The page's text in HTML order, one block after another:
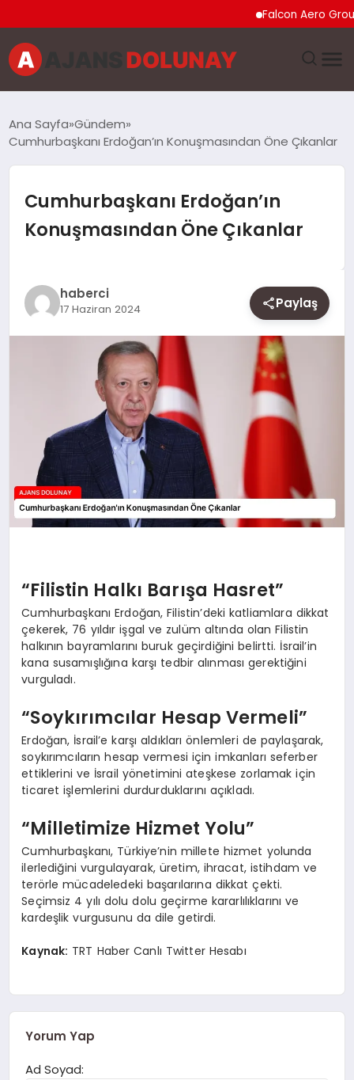
Falcon Aero Group,
EKONOMI
GENEL
MAGAZIN
SPOR
YAŞAM
Ana Sayfa Gündem
Cumhurbaşkanı Erdoğan’ın Konuşmasından Öne Çıkanlar
Cumhurbaşkanı Erdoğan’ın
Konuşmasından Öne Çıkanlar
haberci
17 Haziran 2024 Paylaş
“Filistin Halkı Barışa Hasret”
Cumhurbaşkanı Erdoğan, Filistin’deki katliamlara dikkat
çekerek, 76 yıldır işgal ve zulüm altında olan Filistin
halkının bayramlarını buruk geçirdiğini belirtti. İsrail’in
kana susamışlığına karşı tedbir alınması gerektiğini
vurguladı.
“Soykırımcılar Hesap Vermeli”
Erdoğan, İsrail’e karşı aldıkları önlemleri de paylaşarak,
soykırımcıların hesap vermesi için imkanları seferber
ettiklerini ve İsrail yönetimini ateşkese zorlamak için
ticaret işlemlerini durdurduklarını açıkladı.
“Milletimize Hizmet Yolu”
Cumhurbaşkanı, Türkiye’nin millete hizmet yolunda
ilerlediğini vurgulayarak, üretim, ihracat, istihdam ve
terörle mücadeledeki başarılarına dikkat çekti.
Seçimsiz 4 yılı dolu dolu geçirme kararlılıklarını ve
kardeşlik vurgusunu da dile getirdi.
Kaynak: TRT Haber Canlı Twitter Hesabı
Yorum Yap
Ad Soyad: